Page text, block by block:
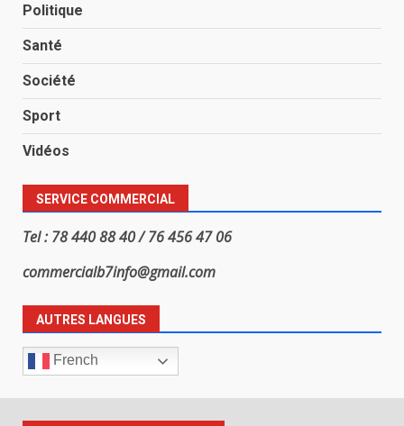
Politique
Santé
Société
Sport
Vidéos
SERVICE COMMERCIAL
Tel : 78 440 88 40 / 76 456 47 06
commercialb7info@gmail.com
AUTRES LANGUES
French